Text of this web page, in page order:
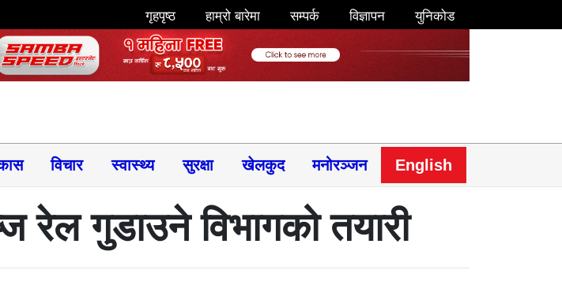
गृहपृष्ठ हाम्रो बारेमा सम्पर्क विज्ञापन युनिकोड
विचार स्वास्थ्य सुरक्षा खेलकुद मनोरञ्जन English
रेल गुडाउने विभागको तयारी